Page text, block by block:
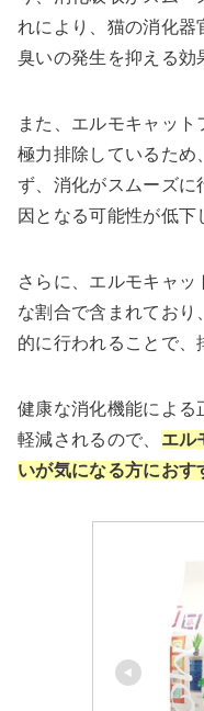
れにより、猫の消化器
臭いの発生を抑える効
また、エルモキャッ
極力排除しているため
ず、消化がスムーズに
因となる可能性が低下
さらに、エルモキャ
な割合で含まれてお
的に行われることで、
健康な消化機能による
軽減されるので、 エル
いが気になる方におす